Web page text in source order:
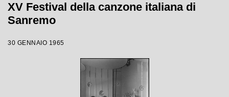
XV Festival della canzone italiana di
Sanremo
30 GENNAIO 1965